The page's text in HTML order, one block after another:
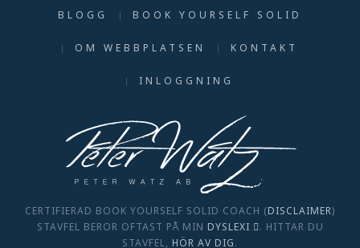
BLOGG BOOK YOURSELF SOLID
OM WEBBPLATSEN KONTAKT
INLOGGNING
CERTIFIERAD BOOK YOURSELF SOLID COACH (DISCLAIMER)
STAVFEL BEROR OFTAST PÅ MIN DYSLEXI
. HITTAR DU
STAVFEL, HÖR AV DIG.